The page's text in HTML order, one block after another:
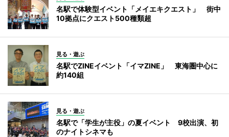
名駅で体験型イベント「メイエキクエスト」 街中
10拠点にクエスト500種類超
見る・遊ぶ
名駅でZINEイベント「イマZINE」 東海圏中心に
約140組
見る・遊ぶ
名駅で「学生が主役」の夏イベント 9校出演、初
のナイトシネマも